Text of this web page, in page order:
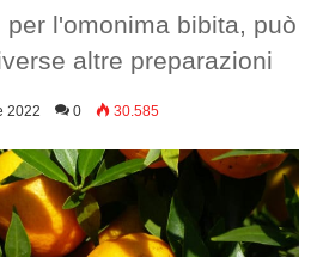
l'omonima bibita, può
altre preparazioni
2022 0 30.585